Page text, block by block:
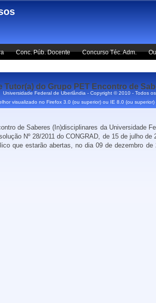
Conc. Púb. Docente Concurso Téc. Adm.
Tutor(a) do Grupo PET Encontro de
de Saberes (In)disciplinares da Universidade
Nº 28/2011 do CONGRAD, de 15 de julho
que estarão abertas, no dia 09 de dezembro
Universidade Federal de Uberlândia - Copyright © 2010 - Todos
visualizado no Firefox 3.0 (ou superior) ou IE 8.0 (ou